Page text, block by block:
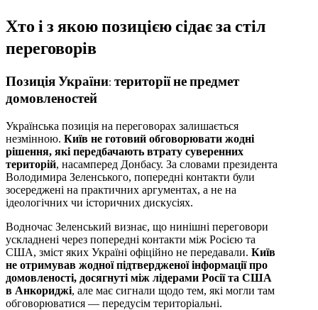
Хто і з якою позицією сідає за стіл
переговорів
Позиція України: території не предмет
домовленостей
Українська позиція на переговорах залишається
незмінною. Київ не готовий обговорювати жодні
рішення, які передбачають втрату суверенних
територій, насамперед Донбасу. За словами президента
Володимира Зеленського, попередні контакти були
зосереджені на практичних аргументах, а не на
ідеологічних чи історичних дискусіях.
Водночас Зеленський визнає, що нинішні переговори
ускладнені через попередні контакти між Росією та
США, зміст яких Україні офіційно не передавали. Київ
не отримував жодної підтвердженої інформації про
домовленості, досягнуті між лідерами Росії та США
в Анкориджі, але має сигнали щодо тем, які могли там
обговорюватися — передусім територіальні.